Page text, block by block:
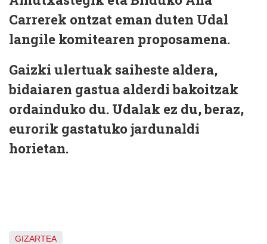
Carrerek ontzat eman duten Udal
langile komitearen proposamena.
Gaizki ulertuak saiheste aldera,
bidaiaren gastua alderdi bakoitzak
ordainduko du. Udalak ez du, beraz,
eurorik gastatuko jardunaldi
horietan.
GIZARTEA